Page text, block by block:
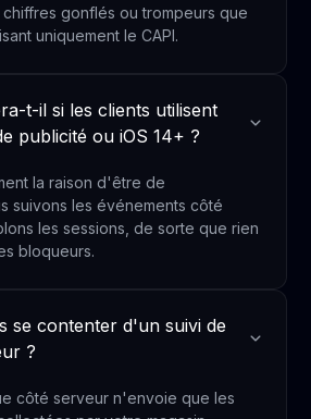
gonflés ou trompeurs que
uniquement le CAPI.
t-il si les clients utilisent
publicité ou iOS 14+ ?
la raison d'être de
suivons les événements côté
les sessions, de sorte que rien
bloqueurs.
se contenter d'un suivi de
?
côté serveur n'envoie que les